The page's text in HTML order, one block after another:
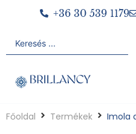
+36 30 539 1179
Főoldal Termékek Imola